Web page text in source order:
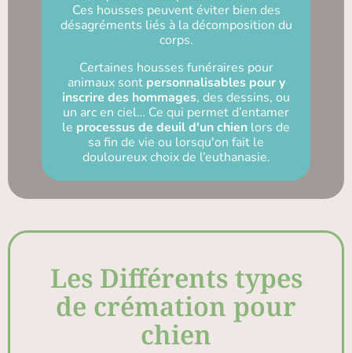
Ces housses peuvent éviter bien des
désagréments liés à la décomposition du
corps.
Certaines housses funéraires pour
animaux sont personnalisables pour y
inscrire des hommages, des dessins, ou
un arc en ciel… Ce qui permet d’entamer
le processus de deuil d'un chien lors de
sa fin de vie ou lorsqu'on fait le
douloureux choix de l’euthanasie.
Les Différents types
de crémation pour
chien